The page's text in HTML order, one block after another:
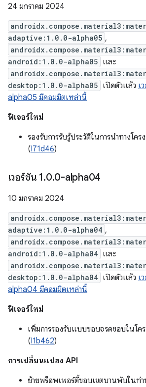
24 มกราคม 2024
adaptive:1.0.0-alpha05 ,
android:1.0.0-alpha05 และ
desktop:1.0.0-alpha05 เปิดตัวแล้ว เ
alpha05 มีคอมมิตเหล่านี้
ฟีเจอร์ใหม่
รองรับการรับรู้ประวัติในการนำทางโค
(I71d46)
เวอร์ชัน 1.0.0-alpha04
10 มกราคม 2024
adaptive:1.0.0-alpha04 ,
android:1.0.0-alpha04 และ
desktop:1.0.0-alpha04 เปิดตัวแล้ว เ
alpha04 มีคอมมิตเหล่านี้
ฟีเจอร์ใหม่
เพิ่มการรองรับแบบขอบจรดขอบในโค
(I1b462)
การเปลี่ยนแปลง API
ย้ายพร็อพเพอร์ตี้ขอบเขตบานพับในท่า